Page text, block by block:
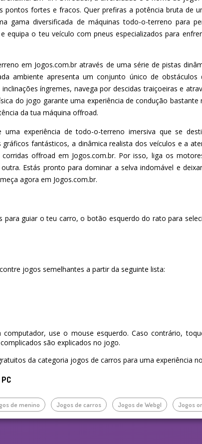
pontos fortes e fracos. Quer prefiras a potência bruta de
gama diversificada de máquinas todo-o-terreno para
equipa o teu veículo com pneus especializados para
em Jogos.com.br através de uma série de pistas
ambiente apresenta um conjunto único de
íngremes, navega por descidas traiçoeiras e
do jogo garante uma experiência de condução
da tua máquina offroad.
experiência de todo-o-terreno imersiva que se
fantásticos, a dinâmica realista dos veículos e a
offroad em Jogos.com.br. Por isso, liga os
Estás pronto para dominar a selva indomável e
agora em Jogos.com.br.
para guiar o teu carro, o botão esquerdo do rato para
jogos semelhantes a partir da seguinte lista:
computador, use o mouse esquerdo. Caso contrário,
são explicados no jogo.
da categoria jogos de carros para uma experiência
de menino Jogos de carros Jogos de Webgl Jogos